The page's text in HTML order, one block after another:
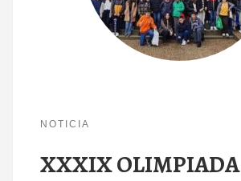
NOTICIA
XXXIX OLIMPIADA